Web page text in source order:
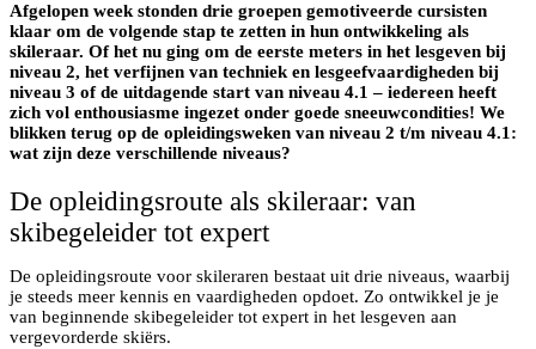
Afgelopen week stonden drie groepen gemotiveerde cursisten
klaar om de volgende stap te zetten in hun ontwikkeling als
skileraar. Of het nu ging om de eerste meters in het lesgeven bij
niveau 2, het verfijnen van techniek en lesgeefvaardigheden bij
niveau 3 of de uitdagende start van niveau 4.1 – iedereen heeft
zich vol enthousiasme ingezet onder goede sneeuwcondities! We
blikken terug op de opleidingsweken van niveau 2 t/m niveau 4.1:
wat zijn deze verschillende niveaus?
De opleidingsroute als skileraar: van
skibegeleider tot expert
De opleidingsroute voor skileraren bestaat uit drie niveaus, waarbij
je steeds meer kennis en vaardigheden opdoet. Zo ontwikkel je je
van beginnende skibegeleider tot expert in het lesgeven aan
vergevorderde skiërs.